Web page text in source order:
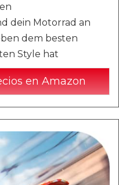
dein Motorrad an
dem besten
Style hat
en Amazon